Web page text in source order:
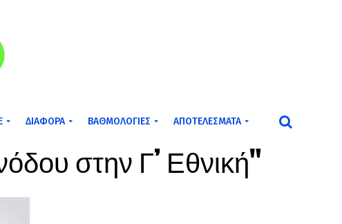
ΔΙΆΦΟΡΑ ΒΑΘΜΟΛΟΓΊΕΣ ΑΠΟΤΕΛΈΣΜΑΤΑ
στην Γ’ Εθνική"